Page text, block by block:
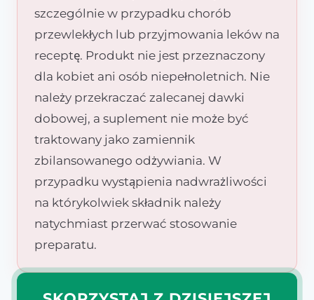
szczególnie w przypadku chorób
przewlekłych lub przyjmowania leków na
receptę. Produkt nie jest przeznaczony
dla kobiet ani osób niepełnoletnich. Nie
należy przekraczać zalecanej dawki
dobowej, a suplement nie może być
traktowany jako zamiennik
zbilansowanego odżywiania. W
przypadku wystąpienia nadwrażliwości
na którykolwiek składnik należy
natychmiast przerwać stosowanie
preparatu.